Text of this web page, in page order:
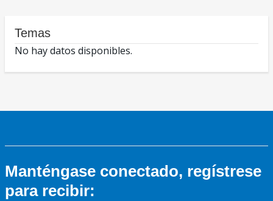
Temas
No hay datos disponibles.
Manténgase conectado, regístrese
para recibir: